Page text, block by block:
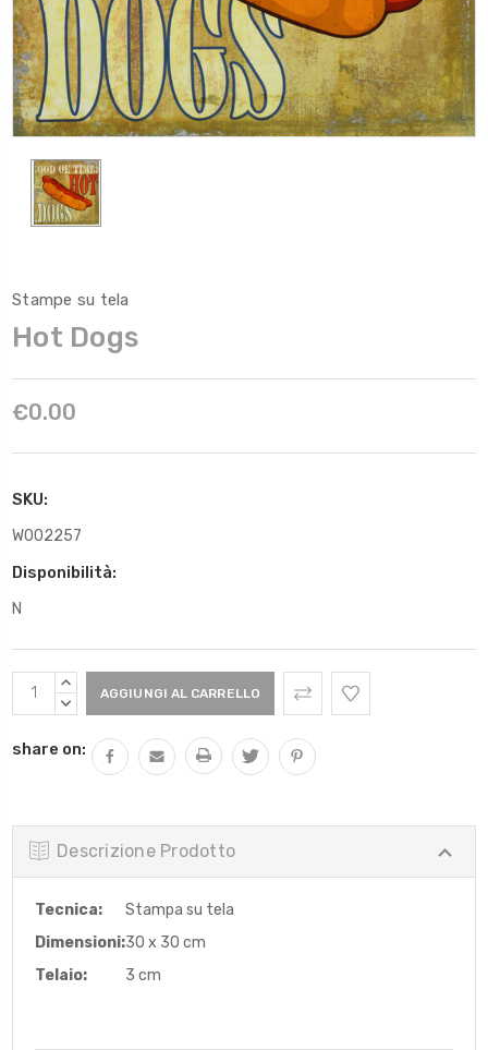
Stampe su tela
Hot Dogs
€0.00
SKU:
W002257
Disponibilità:
N
Scorta
Attuale:
AUMENTARE
QUANTITÀ:
DIMINUIRE
share on:
Descrizione Prodotto
Tecnica:
Stampa su tela
Dimensioni:30 x 30 cm
Telaio:
3 cm